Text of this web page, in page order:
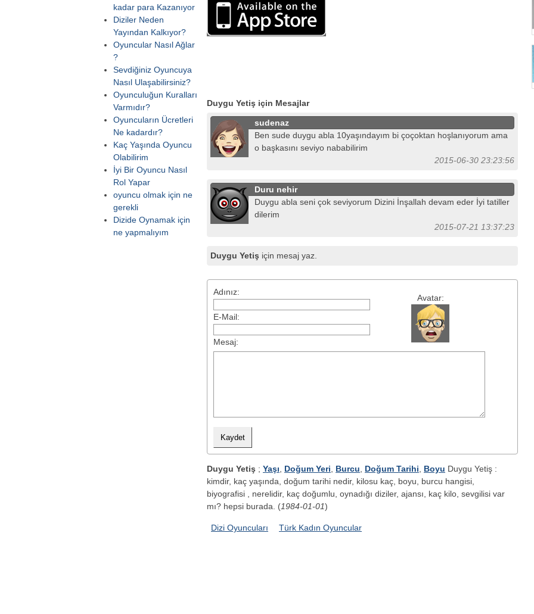
Duygu Yetiş için Mesajlar
sudenaz
Ben sude duygu abla 10yaşındayım bi çoçoktan hoşlanıyorum ama
o başkasını seviyo nababilirim
2015-06-30 23:23:56
Duru nehir
Duygu abla seni çok seviyorum Dizini İnşallah devam eder İyi tatiller
dilerim
2015-07-21 13:37:23
Duygu Yetiş için mesaj yaz.
Avatar:
Adınız:
E-Mail:
Mesaj:
Duygu Yetiş ; Yaşı Doğum Yeri Burcu Doğum Tarihi Boyu Duygu Yetiş :
kimdir, kaç yaşında, doğum tarihi nedir, kilosu kaç, boyu, burcu hangisi,
biyografisi , nerelidir, kaç doğumlu, oynadığı diziler, ajansı, kaç kilo, sevgilisi var
mı? hepsi burada. (1984-01-01)
Dizi Oyuncuları Türk Kadın Oyuncular
kadar para Kazanıyor
Diziler Neden
Yayından Kalkıyor?
Oyuncular Nasıl Ağlar
?
Sevdiğiniz Oyuncuya
Nasıl Ulaşabilirsiniz?
Oyunculuğun Kuralları
Varmıdır?
Oyuncuların Ücretleri
Ne kadardır?
Kaç Yaşında Oyuncu
Olabilirim
İyi Bir Oyuncu Nasıl
Rol Yapar
oyuncu olmak için ne
gerekli
Dizide Oynamak için
ne yapmalıyım